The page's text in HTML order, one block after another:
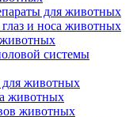
для животных
и носа животных
системы
животных
животных
животных